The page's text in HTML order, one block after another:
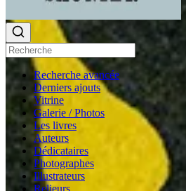
Recherche avancée
Derniers ajouts
Vitrine
Galerie / Photos
Les livres
Auteurs
Dédicataires
Photographes
Illustrateurs
Relieurs